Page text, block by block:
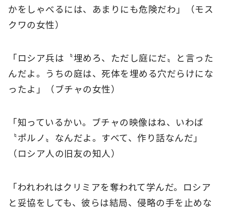
かをしゃべるには、あまりにも危険だわ」（モス
クワの女性）
「ロシア兵は〝埋めろ、ただし庭にだ〟と言った
んだよ。うちの庭は、死体を埋める穴だらけにな
ったよ」（ブチャの女性）
「知っているかい。ブチャの映像はね、いわば
〝ポルノ〟なんだよ。すべて、作り話なんだ」
（ロシア人の旧友の知人）
「われわれはクリミアを奪われて学んだ。ロシア
と妥協をしても、彼らは結局、侵略の手を止めな